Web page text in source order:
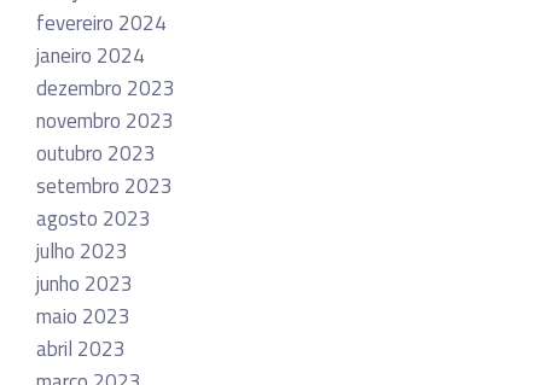
fevereiro 2024
janeiro 2024
dezembro 2023
novembro 2023
outubro 2023
setembro 2023
agosto 2023
julho 2023
junho 2023
maio 2023
abril 2023